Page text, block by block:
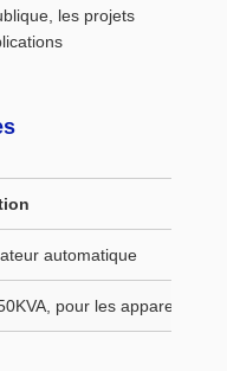
les projets
automatique
pour les appareils